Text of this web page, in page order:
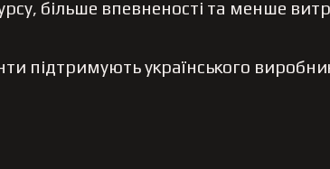
більше впевненості та менше
підтримують українського